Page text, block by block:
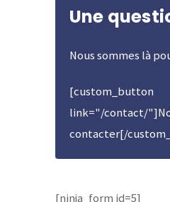
Une
Nous sommes là
[custom_button
link="/contact/
contacter[/
[ninja_form id=5]